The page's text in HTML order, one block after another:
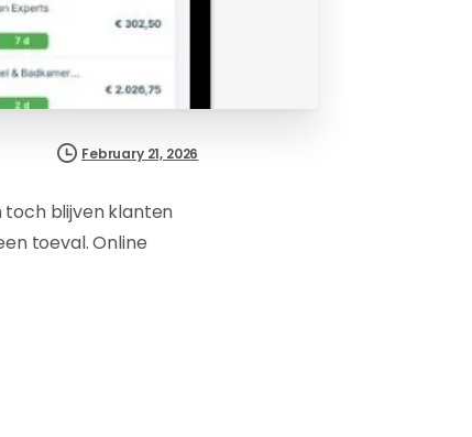
February 21, 2026
toch blijven klanten
toeval. Online